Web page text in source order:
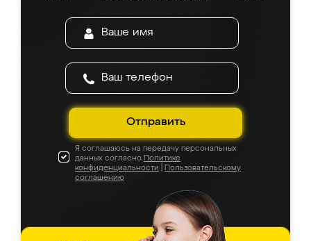
Отправить
Я соглашаюсь на передачу персональных
данных согласно Политике
конфиденциальности
Пользовательскому
соглашению